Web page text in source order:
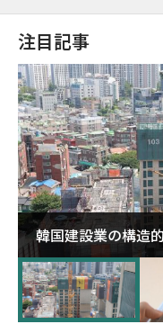
注目記事
韓国建設業の構造
超が「ゾンビ企業